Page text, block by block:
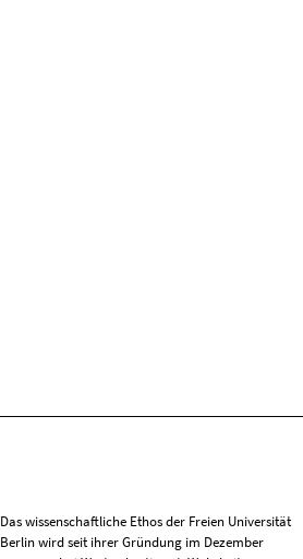
Das wissenschaftliche Ethos der Freien Universität
Berlin wird seit ihrer Gründung im Dezember